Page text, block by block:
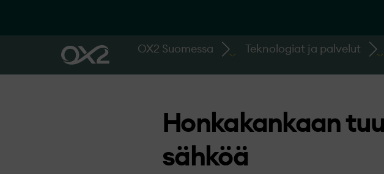
OX2 Suomessa Teknologiat ja palvelut
Honkakankaan
sähköä